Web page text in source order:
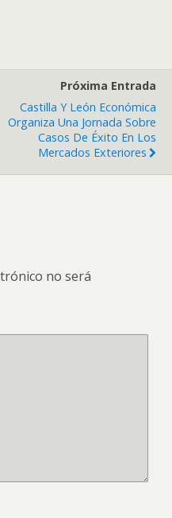
Próxima Entrada
Castilla Y León Económica
Organiza Una Jornada Sobre
Casos De Éxito En Los
Mercados Exteriores
no será